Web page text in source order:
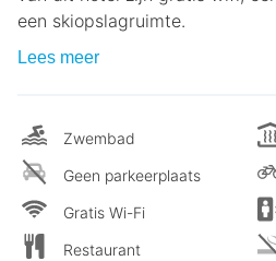
een skiopslagruimte.
Lees meer
Zwembad
Geen parkeerplaats
Gratis Wi-Fi
Restaurant